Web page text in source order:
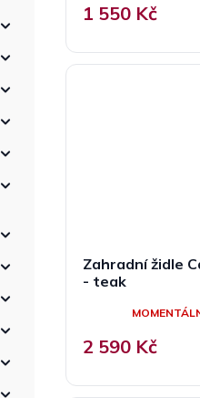
1 550 Kč
Zahradní židle
- teak
2 590 Kč